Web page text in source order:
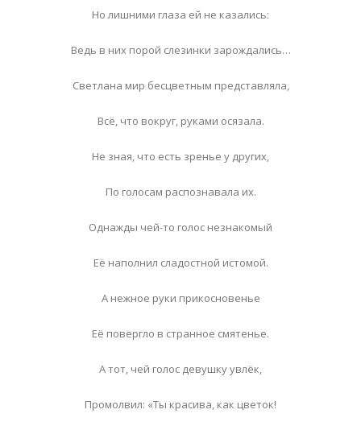
Но лишними глаза ей не казались:
Ведь в них порой слезинки зарождались…
Светлана мир бесцветным представляла,
Всё, что вокруг, руками осязала.
Не зная, что есть зренье у других,
По голосам распознавала их.
Однажды чей-то голос незнакомый
Её наполнил сладостной истомой.
А нежное руки прикосновенье
Её повергло в странное смятенье.
А тот, чей голос девушку увлёк,
Промолвил: «Ты красива, как цветок!